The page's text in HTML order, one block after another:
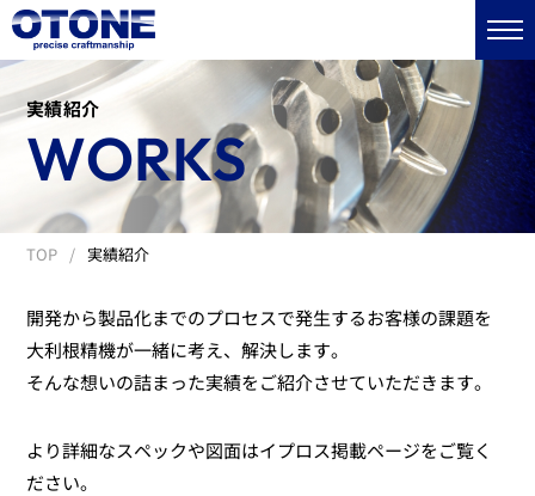
実績紹介
WORKS
TOP 実績紹介
開発から製品化までのプロセスで発生するお客様の課題を
大利根精機が一緒に考え、解決します。
そんな想いの詰まった実績をご紹介させていただきます。
より詳細なスペックや図面はイプロス掲載ページをご覧く
ださい。